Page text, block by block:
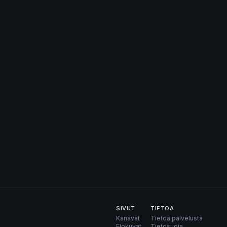
SIVUT
Kanavat
TIETOA
Tietoa palvelusta